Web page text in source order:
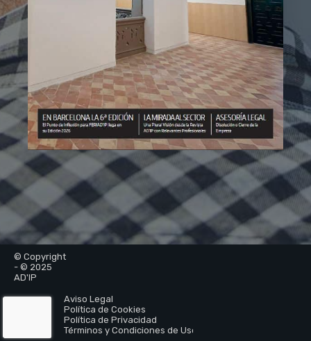
© Copyright
- © 2025
AD'IP
Aviso Legal
Política de Cookies
Política de Privacidad
Términos y Condiciones de Uso